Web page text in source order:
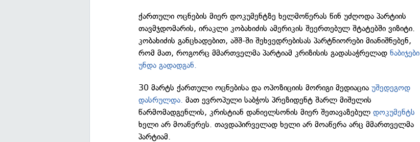
ქართული ოცნების მიერ დოკუმენტზე ხელმოწერას წინ უძღოდა პარტიის
თავმჯდომარის, ირაკლი კობახიძის ამერიკის შეერთებულ შტატებში ვიზიტი.
კობახიძის განცხადებით, აშშ-ში შეხვედრებისას პარტნიორები მიანიშნებენ,
რომ მათ, როგორც მმართველმა პარტიამ კრიზისის გადასაჭრელადნაბიჯები
უნდა გადადგან.
30 მარტს ქართული ოცნებისა და ოპოზიციის მორიგი მედიაციაუშედეგოდ
დასრულდა. მათ ევროპული საბჭოს პრეზიდენტ შარლ მიშელის
წარმომადგენლის, კრისტიან დანიელსონის მიერ შეთავაზებულდოკუმენტს
ხელი არ მოაწერეს. თავდაპირველად ხელი არ მოაწერა არც მმართველმა
პარტიამ.